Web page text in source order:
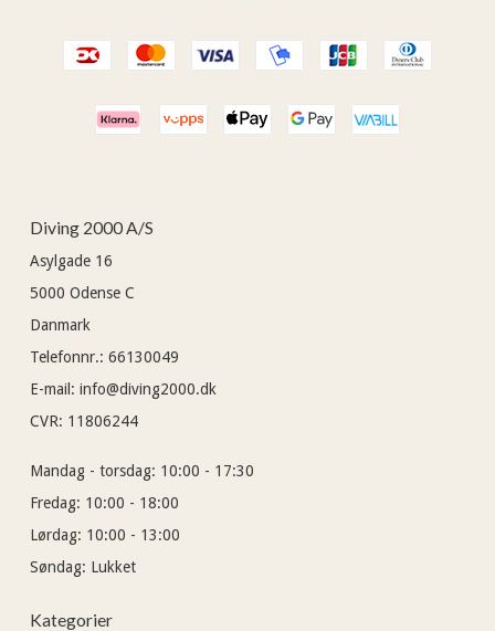
Diving 2000 A/S
Asylgade 16
5000 Odense C
Danmark
Telefonnr.: 66130049
E-mail : info@diving2000.dk
CVR: 11806244
Mandag - torsdag: 10:00 - 17:30
Fredag: 10:00 - 18:00
Lørdag: 10:00 - 13:00
Søndag: Lukket
Kategorier